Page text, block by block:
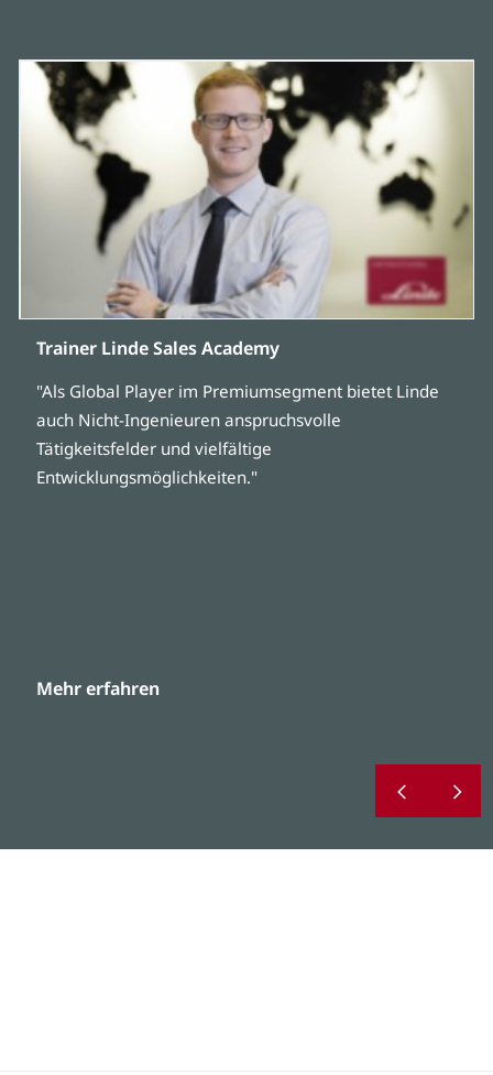
Trainer Linde Sales Academy
"Als Global Player im Premiumsegment bietet Linde
auch Nicht-Ingenieuren anspruchsvolle
Tätigkeitsfelder und vielfältige
Entwicklungsmöglichkeiten."
Mehr erfahren